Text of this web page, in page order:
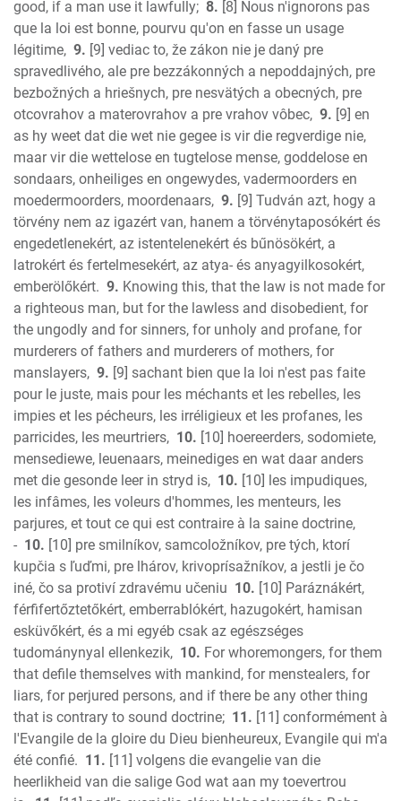
good, if a man use it lawfully; 8. [8] Nous n'ignorons pas
que la loi est bonne, pourvu qu'on en fasse un usage
légitime, 9. [9] vediac to, že zákon nie je daný pre
spravedlivého, ale pre bezzákonných a nepoddajných, pre
bezbožných a hriešnych, pre nesvätých a obecných, pre
otcovrahov a materovrahov a pre vrahov vôbec, 9. [9] en
as hy weet dat die wet nie gegee is vir die regverdige nie,
maar vir die wettelose en tugtelose mense, goddelose en
sondaars, onheiliges en ongewydes, vadermoorders en
moedermoorders, moordenaars, 9. [9] Tudván azt, hogy a
törvény nem az igazért van, hanem a törvénytaposókért és
engedetlenekért, az istentelenekért és bűnösökért, a
latrokért és fertelmesekért, az atya- és anyagyilkosokért,
emberölőkért. 9. Knowing this, that the law is not made for
a righteous man, but for the lawless and disobedient, for
the ungodly and for sinners, for unholy and profane, for
murderers of fathers and murderers of mothers, for
manslayers, 9. [9] sachant bien que la loi n'est pas faite
pour le juste, mais pour les méchants et les rebelles, les
impies et les pécheurs, les irréligieux et les profanes, les
parricides, les meurtriers, 10. [10] hoereerders, sodomiete,
mensediewe, leuenaars, meinediges en wat daar anders
met die gesonde leer in stryd is, 10. [10] les impudiques,
les infâmes, les voleurs d'hommes, les menteurs, les
parjures, et tout ce qui est contraire à la saine doctrine,
- 10. [10] pre smilníkov, samcoložníkov, pre tých, ktorí
kupčia s ľuďmi, pre lhárov, krivoprísažníkov, a jestli je čo
iné, čo sa protiví zdravému učeniu 10. [10] Paráznákért,
férfifertőztetőkért, emberrablókért, hazugokért, hamisan
esküvőkért, és a mi egyéb csak az egészséges
tudománynyal ellenkezik, 10. For whoremongers, for them
that defile themselves with mankind, for menstealers, for
liars, for perjured persons, and if there be any other thing
that is contrary to sound doctrine; 11. [11] conformément à
l'Evangile de la gloire du Dieu bienheureux, Evangile qui m'a
été confié. 11. [11] volgens die evangelie van die
heerlikheid van die salige God wat aan my toevertrou